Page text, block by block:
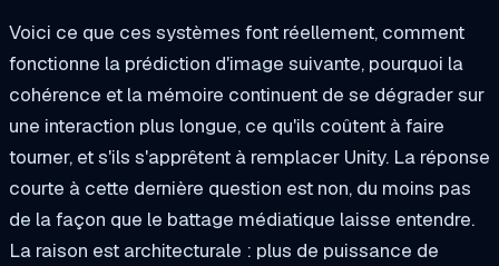
Voici ce que ces systèmes font réellement, comment
fonctionne la prédiction d'image suivante, pourquoi la
cohérence et la mémoire continuent de se dégrader sur
une interaction plus longue, ce qu'ils coûtent à faire
tourner, et s'ils s'apprêtent à remplacer Unity. La réponse
courte à cette dernière question est non, du moins pas
de la façon que le battage médiatique laisse entendre.
La raison est architecturale : plus de puissance de